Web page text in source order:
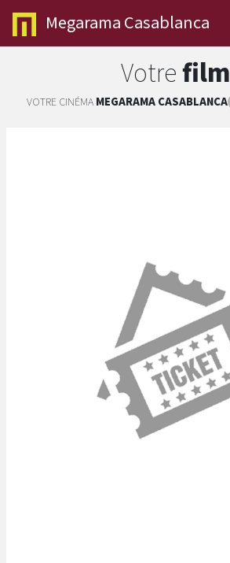
Megarama Casablanca
Votrefilm
VOTRE CINÉMA MEGARAMACASABLANCA